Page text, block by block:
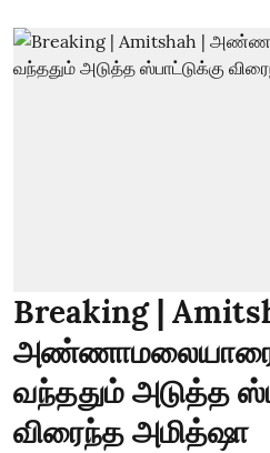
Breaking |
அண்ணாமலையாரை
வந்ததும் அடுத்த
விரைந்த அமித்ஷா